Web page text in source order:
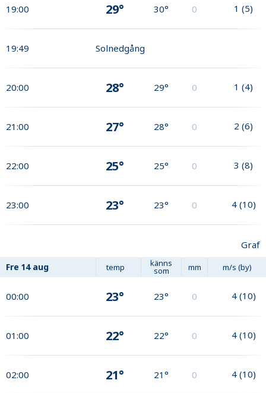
19:00 29° 30° 0 1 (5)
19:49 Solnedgång
20:00 28° 29° 0 1 (4)
21:00 27° 28° 0 2 (6)
22:00 25° 25° 0 3 (8)
23:00 23° 23° 0 4 (10)
Graf
Fre 14 aug temp känns
som mm m/s (by)
00:00 23° 23° 0 4 (10)
01:00 22° 22° 0 4 (10)
02:00 21° 21° 0 4 (10)